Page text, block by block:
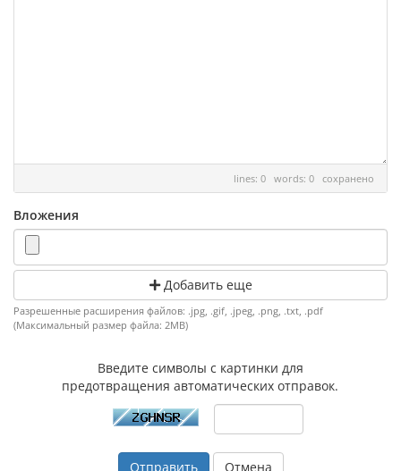
lines: 0 words: 0 сохранено
Вложения
Добавить еще
Разрешенные расширения файлов: .jpg, .gif, .jpeg, .png, .txt, .pdf
(Максимальный размер файла: 2MB)
Введите символы с картинки для
предотвращения автоматических отправок.
Отмена